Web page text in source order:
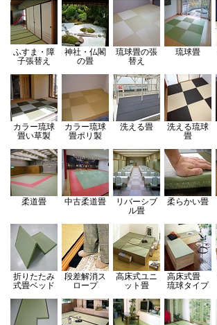
ふすま・障
子張替え
神社・仏閣
の畳
琉球畳の張
替え
琉球畳
カラー琉球
畳い草製
カラー琉球
畳ポリ製
洗える畳
洗える琉球
畳
柔道畳 中古柔道畳
リバーシブ
ル畳
柔らかい畳
折りたたみ
式畳ベッド
段差解消ス
ロープ
高床式ユニ
ット畳
高床式畳
琉球タイプ